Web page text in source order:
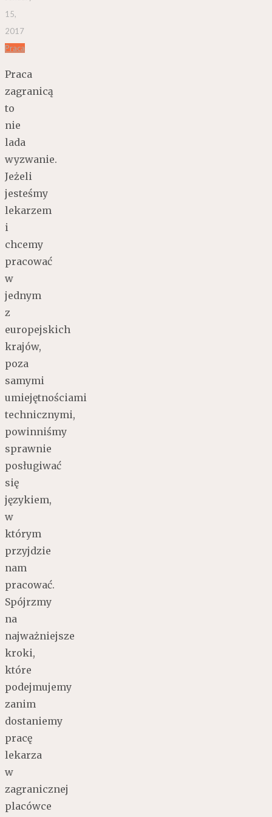
15,
2017
Praca
Praca
zagranicą
to
nie
lada
wyzwanie.
Jeżeli
jesteśmy
lekarzem
i
chcemy
pracować
w
jednym
z
europejskich
krajów,
poza
samymi
umiejętnościami
technicznymi,
powinniśmy
sprawnie
posługiwać
się
językiem,
w
którym
przyjdzie
nam
pracować.
Spójrzmy
na
najważniejsze
kroki,
które
podejmujemy
zanim
dostaniemy
pracę
lekarza
w
zagranicznej
placówce